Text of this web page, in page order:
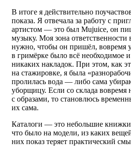
В итоге я действительно
показа. Я отвечала за работу с
артистом — это был Mujuice, он
музыку. Моя зона ответственности
нужно, чтобы он пришёл, вовремя
в гримёрке было всё необходимое
никаких накладок. При этом, как
на стажировке, я была
пролилась вода — либо сама
уборщицу. Если со склада вовремя
с образами, то становлюсь
их сама.
Каталоги — это небольшие книжки
что было на модели, из каких
них показ теряет практический